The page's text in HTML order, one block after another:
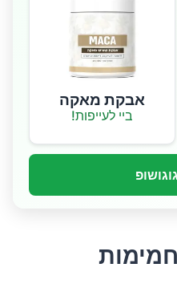
אבקת מאקה
ביי לעייפות!